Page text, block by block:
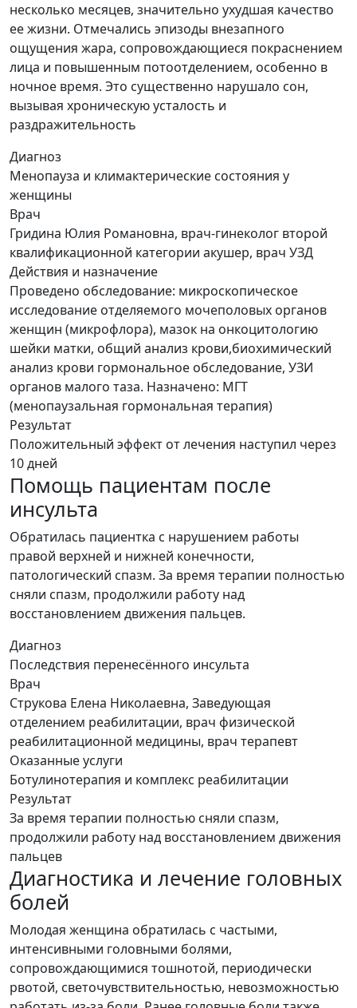
несколько месяцев, значительно ухудшая качество
ее жизни. Отмечались эпизоды внезапного
ощущения жара, сопровождающиеся покраснением
лица и повышенным потоотделением, особенно в
ночное время. Это существенно нарушало сон,
вызывая хроническую усталость и
раздражительность
Диагноз
Менопауза и климактерические состояния у
женщины
Врач
Гридина Юлия Романовна, врач-гинеколог второй
квалификационной категории акушер, врач УЗД
Действия и назначение
Проведено обследование: микроскопическое
исследование отделяемого мочеполовых органов
женщин (микрофлора), мазок на онкоцитологию
шейки матки, общий анализ крови,биохимический
анализ крови гормональное обследование, УЗИ
органов малого таза. Назначено: МГТ
(менопаузальная гормональная терапия)
Результат
Положительный эффект от лечения наступил через
10 дней
Помощь пациентам после
инсульта
Обратилась пациентка с нарушением работы
правой верхней и нижней конечности,
патологический спазм. За время терапии полностью
сняли спазм, продолжили работу над
восстановлением движения пальцев.
Диагноз
Последствия перенесённого инсульта
Врач
Струкова Елена Николаевна, Заведующая
отделением реабилитации, врач физической
реабилитационной медицины, врач терапевт
Оказанные услуги
Ботулинотерапия и комплекс реабилитации
Результат
За время терапии полностью сняли спазм,
продолжили работу над восстановлением движения
пальцев
Диагностика и лечение головных
болей
Молодая женщина обратилась с частыми,
интенсивными головными болями,
сопровождающимися тошнотой, периодически
рвотой, светочувствительностью, невозможностью